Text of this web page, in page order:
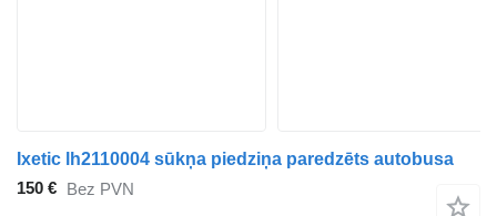
Ixetic lh2110004 sūkņa piedziņa paredzēts autobusa
150 € Bez PVN